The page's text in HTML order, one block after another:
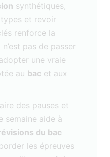
synthétiques,
types et revoir
renforce la
n’est pas de passer
une vraie
au bac et aux
des pauses et
semaine aide à
du bac
les épreuves